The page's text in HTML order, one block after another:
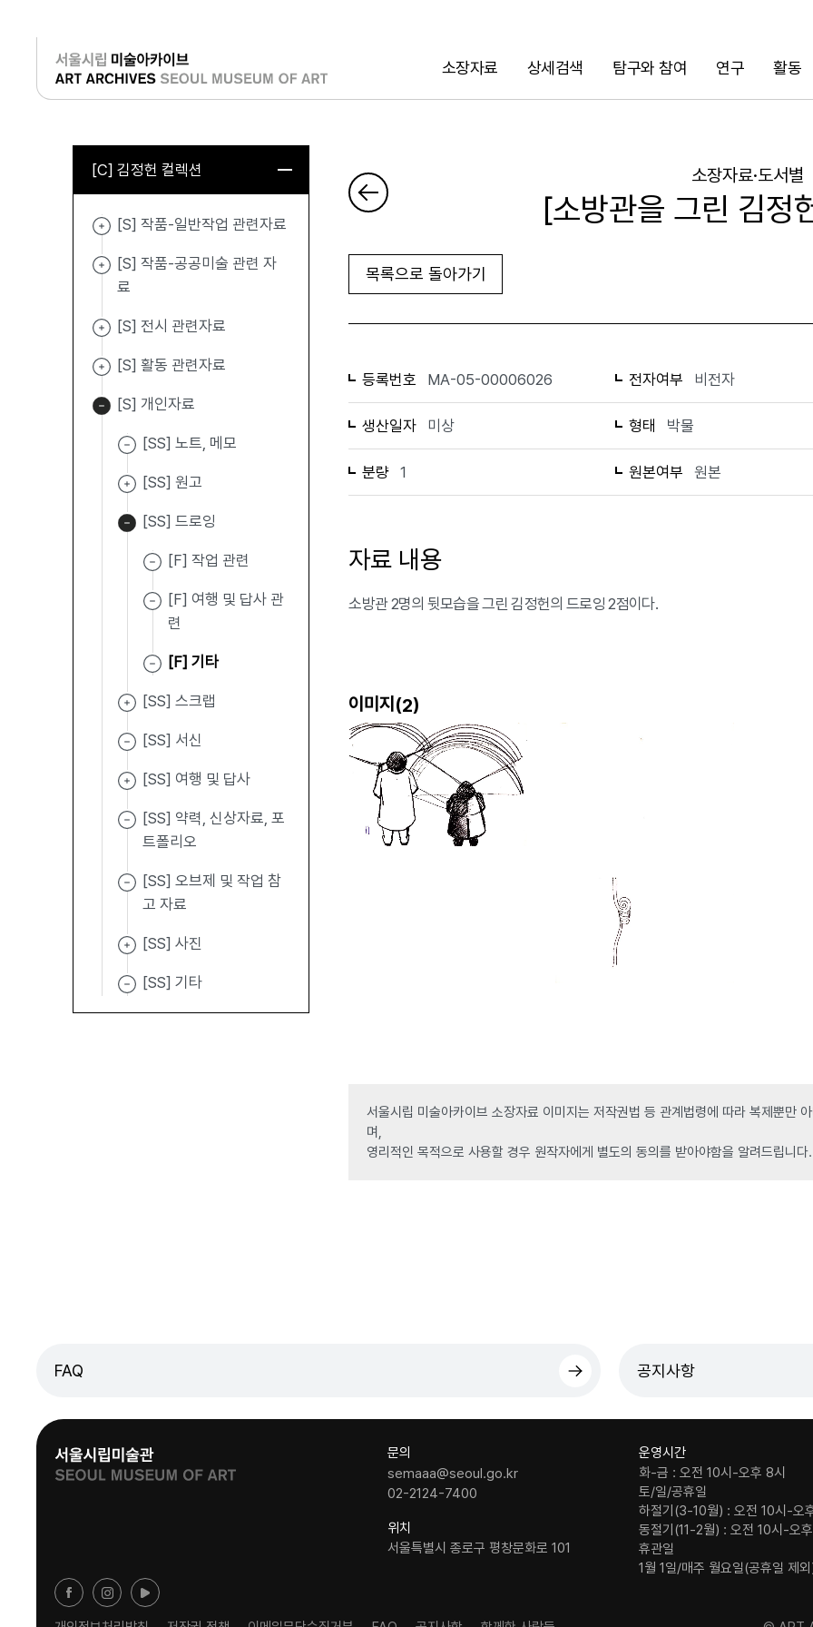
소장자료 상세검색 탐구와 참여 연구 활동
검색
로그인
[C] 김정헌 컬렉션
[S] 작품-일반작업 관련자료
[S] 작품-공공미술 관련 자
료
[S] 전시 관련자료
[S] 활동 관련자료
[S] 개인자료
[SS] 노트, 메모
[SS] 원고
[SS] 드로잉
[F] 작업 관련
[F] 여행 및 답사 관
련
[F] 기타
[SS] 스크랩
[SS] 서신
[SS] 여행 및 답사
[SS] 약력, 신상자료, 포
트폴리오
[SS] 오브제 및 작업 참
고 자료
[SS] 사진
[SS] 기타
소장자료·도서별
[소방관을 그린 김정
목록으로 돌아가기
등록번호 MA-05-00006026 전자여부 비전자
생산일자 미상 형태 박물
분량 1 원본여부 원본
자료 내용
소방관 2명의 뒷모습을 그린 김정헌의 드로잉 2점이다.
이미지(2)
서울시립 미술아카이브 소장자료 이미지는 저작권법 등 관계법령에 따라 복제뿐만
며,
영리적인 목적으로 사용할 경우 원작자에게 별도의 동의를 받아야함을 알려드립니다.
FAQ 공지사항
문의
semaaa@seoul.go.kr
02-2124-7400
위치
서울특별시 종로구 평창문화로 101
운영시간
화-금 : 오전 10시-오후 8시
토/일/공휴일
하절기(3-10월) : 오전 10시-오
동절기(11-2월) : 오전 10시-오
휴관일
1월 1일/매주 월요일(공휴일 제